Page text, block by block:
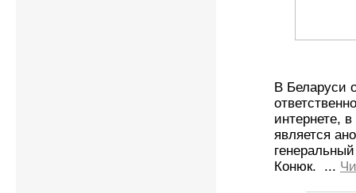
В Беларуси
интернете,
является
Конюк. ...